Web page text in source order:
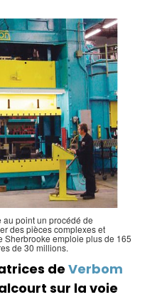
au point un procédé de
des pièces complexes et
Sherbrooke emploie plus de 165
de 30 millions.
de Verbom
sur la voie